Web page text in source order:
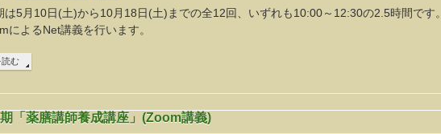
は5月10日(土)から10月18日(土)までの全12回、いずれも10:00～12:30の2.5時間です。
によるNet講義を行います。
読む
「薬膳講師養成講座」(Zoom講義)